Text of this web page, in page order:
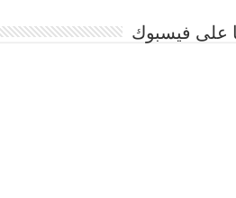
على فيسبوك